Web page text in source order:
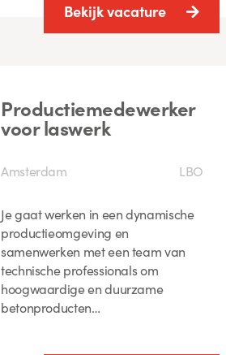
Bekijk vacature
Productiemedewerker
voor laswerk
Amsterdam LBO
Je gaat werken in een dynamische
productieomgeving en
samenwerken met een team van
technische professionals om
hoogwaardige en duurzame
betonproducten…